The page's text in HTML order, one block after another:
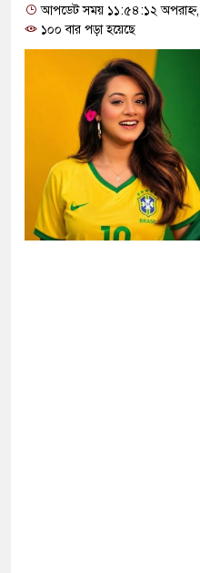
দায়ী থাকবে জামায়াত-
দিলেন জামায়াত বহিষ্কাকৃত
দায়ী থাকবে জামায়াত-
বর্তমান সরকার: নাহিদ
করতে ন্যাটোভুক্ত দেশে হামলা
আপডেট সময় ১১:৫৪:১২
১০০ বার পড়া হয়েছে